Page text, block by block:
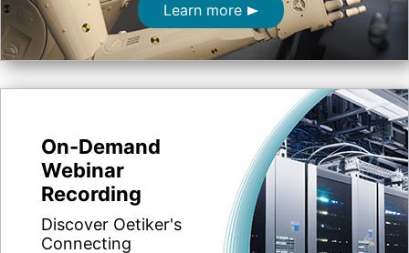
Learn more
On-Demand
Webinar
Recording
Discover Oetiker's
Connecting